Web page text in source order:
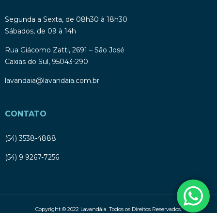
Segunda a Sexta, de 08h30 à 18h30
Sábados, de 09 à 14h
Rua Giácomo Zatti, 2691 – São José
Caxias do Sul, 95043-290
lavandaia@lavandaia.com.br
CONTATO
(54) 3538-4888
(54) 9 9267-7256
Copyright © 2022 Lavandàia. Todos os Direitos Reservados.